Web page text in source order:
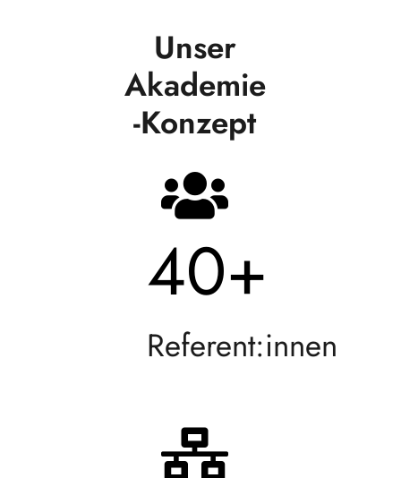
Unser
Akademie
-Konzept
40+
Referent:innen